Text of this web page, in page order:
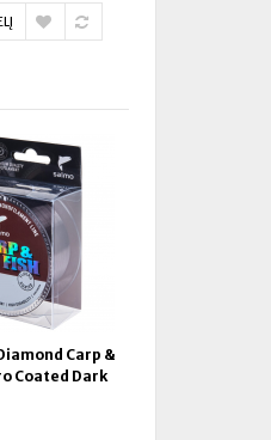
Carp &
Coated Dark